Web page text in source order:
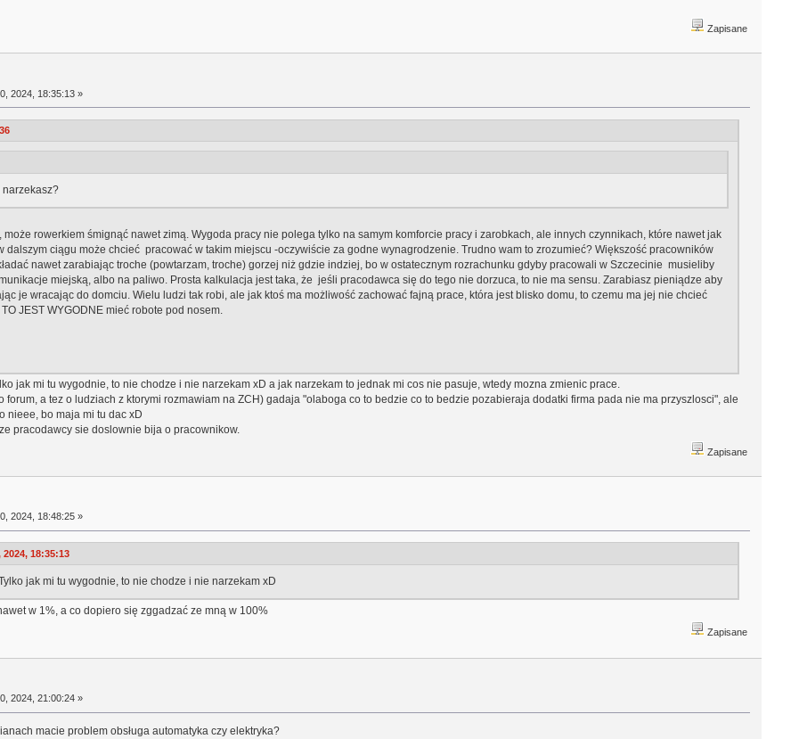
Zapisane
2024, 18:35:13 »
narzekasz?
rowerkiem śmignąć nawet zimą. Wygoda pracy nie polega tylko na samym komforcie pracy i zarobkach, ale innych czynnikach, które nawet jak
dalszym ciągu może chcieć pracować w takim miejscu -oczywiście za godne wynagrodzenie. Trudno wam to zrozumieć? Większość pracowników
nawet zarabiając troche (powtarzam, troche) gorzej niż gdzie indziej, bo w ostatecznym rozrachunku gdyby pracowali w Szczecinie musieliby
miejską, albo na paliwo. Prosta kalkulacja jest taka, że jeśli pracodawca się do tego nie dorzuca, to nie ma sensu. Zarabiasz pieniądze aby
je wracając do domciu. Wielu ludzi tak robi, ale jak ktoś ma możliwość zachować fajną prace, która jest blisko domu, to czemu ma jej nie chcieć
JEST WYGODNE mieć robote pod nosem.
jak mi tu wygodnie, to nie chodze i nie narzekam xD a jak narzekam to jednak mi cos nie pasuje, wtedy mozna zmienic prace.
forum, a tez o ludziach z ktorymi rozmawiam na ZCH) gadaja "olaboga co to bedzie co to bedzie pozabieraja dodatki firma pada nie ma przyszlosci", ale
nieee, bo maja mi tu dac xD
pracodawcy sie doslownie bija o pracownikow.
Zapisane
2024, 18:48:25 »
18:35:13
jak mi tu wygodnie, to nie chodze i nie narzekam xD
w 1%, a co dopiero się zggadzać ze mną w 100%
Zapisane
2024, 21:00:24 »
macie problem obsługa automatyka czy elektryka?